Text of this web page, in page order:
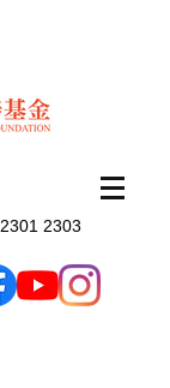
2301 2303